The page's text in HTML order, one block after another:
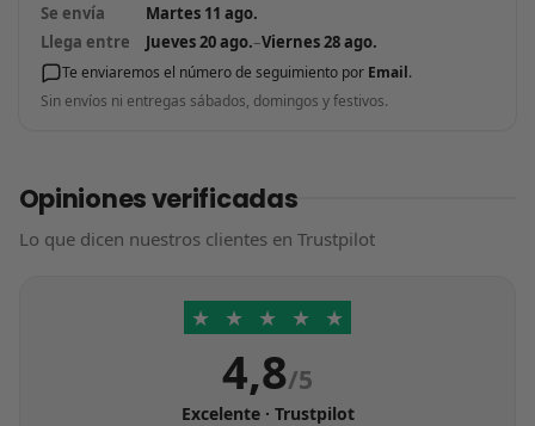
Se envía
Martes 11 ago.
Llega entre
Jueves 20 ago.–Viernes 28 ago.
Te enviaremos el número de seguimiento por Email.
Sin envíos ni entregas sábados, domingos y festivos.
Opiniones verificadas
Lo que dicen nuestros clientes en Trustpilot
★ ★ ★ ★ ★
4,8/5
Excelente · Trustpilot